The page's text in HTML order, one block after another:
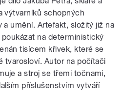
výtvarníků schopných
a umění. Artefakt, složitý již na
na deterministický
tisícem křivek, které se
tvarosloví. Autor na počítači
a stroj se třemi točnami,
příslušenstvím vytváří